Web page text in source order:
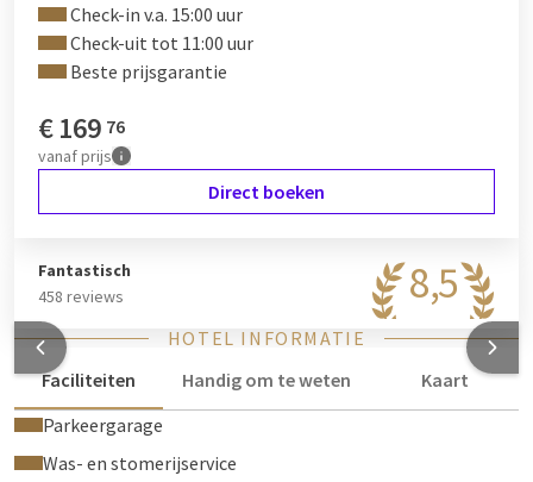
Check-in v.a. 15:00 uur
Check-uit tot 11:00 uur
Beste prijsgarantie
€169 76
vanafprijs
Direct boeken
8,5
Fantastisch
458 reviews
HOTEL INFORMATIE
Faciliteiten
Handig om te weten
Kaart
Parkeergarage
Was- en stomerijservice